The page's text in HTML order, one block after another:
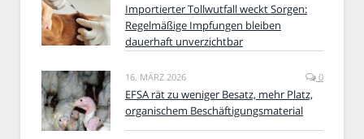
Importierter Tollwutfall weckt Sorgen:
Regelmäßige Impfungen bleiben
dauerhaft unverzichtbar
16. MÄRZ 2026 0
EFSA rät zu weniger Besatz, mehr Platz,
organischem Beschäftigungsmaterial